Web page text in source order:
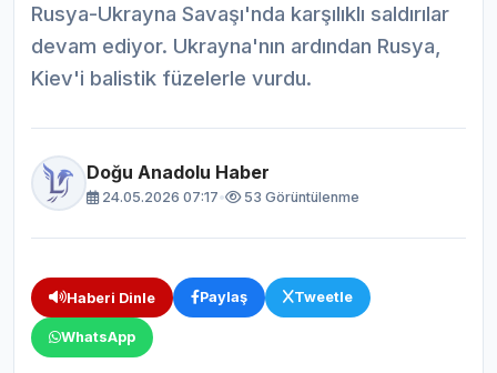
Rusya-Ukrayna Savaşı'nda karşılıklı saldırılar
devam ediyor. Ukrayna'nın ardından Rusya,
Kiev'i balistik füzelerle vurdu.
Doğu Anadolu Haber
24.05.2026 07:17• 53 Görüntülenme
Haberi Dinle Paylaş Tweetle
WhatsApp